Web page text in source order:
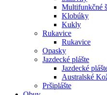
Multifunkčné
Klobúky
Kukly
Rukavice
Rukavice
Opasky
Jazdecké plášte
Jazdecké
Australské
Pršiplášte